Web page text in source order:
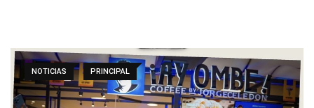
NOTICIAS PRINCIPAL